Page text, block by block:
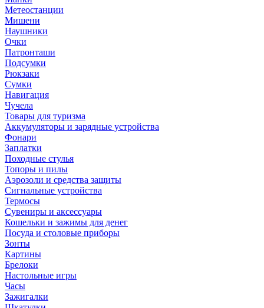
Метеостанции
Мишени
Наушники
Очки
Патронташи
Подсумки
Рюкзаки
Сумки
Навигация
Чучела
Товары для туризма
Аккумуляторы и зарядные устройства
Фонари
Заплатки
Походные стулья
Топоры и пилы
Аэрозоли и средства защиты
Сигнальные устройства
Термосы
Сувениры и аксессуары
Кошельки и зажимы для денег
Посуда и столовые приборы
Зонты
Картины
Брелоки
Настольные игры
Часы
Зажигалки